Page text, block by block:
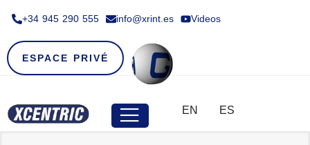
+34 945 290 555​ info@xrint.es Videos
ESPACE PRIVÉ
EN ES